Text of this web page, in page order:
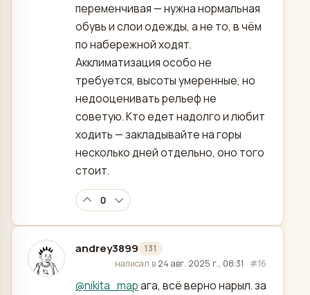
переменчивая — нужна нормальная
обувь и слои одежды, а не то, в чём
по набережной ходят.
Акклиматизация особо не
требуется, высоты умеренные, но
недооценивать рельеф не
советую. Кто едет надолго и любит
ходить — закладывайте на горы
несколько дней отдельно, оно того
стоит.
0
andrey3899 131
отредактировано
написал в 24 авг. 2025 г., 08:31 · #16
@nikita_mapага, всё верно нарыл. за